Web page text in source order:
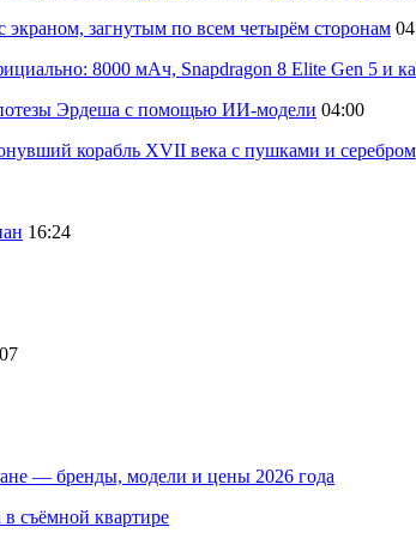
экраном, загнутым по всем четырём сторонам
8000 мАч, Snapdragon 8 Elite Gen 5 и
Эрдеша с помощью ИИ-модели 04:00
корабль XVII века с пушками и серебром
16:24
— бренды, модели и цены 2026 года
съёмной квартире